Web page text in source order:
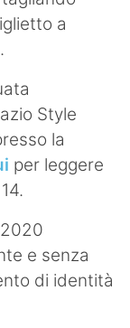
a
Style
la
per leggere
e senza
di identità